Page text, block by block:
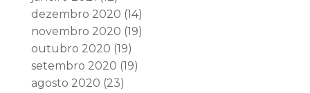
dezembro 2020 (14)
novembro 2020 (19)
outubro 2020 (19)
setembro 2020 (19)
agosto 2020 (23)